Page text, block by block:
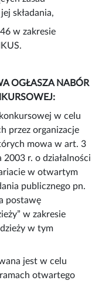
składania,
w zakresie
OGŁASZA NABÓR
w celu
przez organizacje
mowa w art. 3
r. o działalności
w otwartym
publicznego pn.
postawę
w zakresie
w tym
jest w celu
otwartego